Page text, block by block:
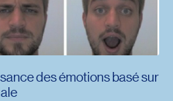
des émotions basé sur